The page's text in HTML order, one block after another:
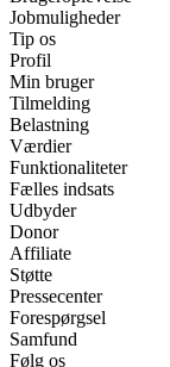
Jobmuligheder
Tip os
Profil
Min bruger
Tilmelding
Belastning
Værdier
Funktionaliteter
Fælles indsats
Udbyder
Donor
Affiliate
Støtte
Pressecenter
Forespørgsel
Samfund
Følg os